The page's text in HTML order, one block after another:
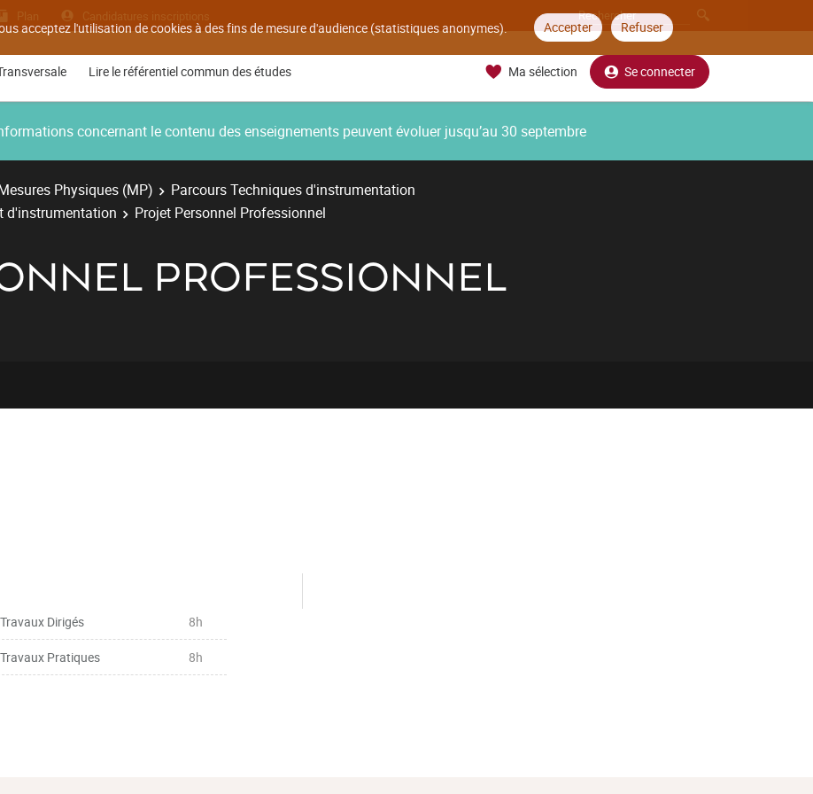
acceptez l'utilisation de cookies à des fins de mesure d'audience (statistiques anonymes). Accepter Refuser
Plan Candidatures inscriptions
Lire le référentiel commun des études Ma sélection Se connecter
concernant le contenu des enseignements peuvent évoluer jusqu’au 30 septembre
Physiques (MP)
Parcours Techniques d'instrumentation
d'instrumentation
Projet Personnel Professionnel
PROFESSIONNEL
Travaux Dirigés 8h
Travaux Pratiques 8h